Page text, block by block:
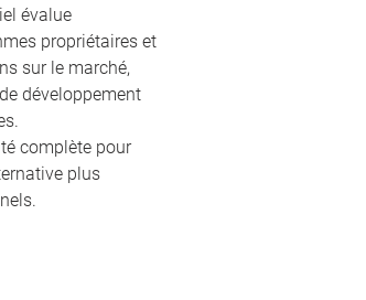
évalue
propriétaires et
sur le marché,
développement
complète pour
plus